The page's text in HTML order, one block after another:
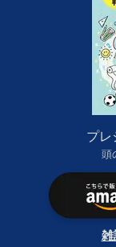
プレ
頭
雑